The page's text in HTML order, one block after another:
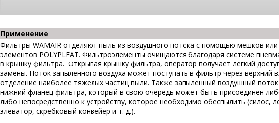
Применение
Фильтры WAMAIR отделяют пыль из воздушного потока с помощью мешков
элементов POLYPLEAT. Фильтроэлементы очищаются благодаря системе
в крышку фильтра. Открывая крышку фильтра, оператор получает легкий
замены. Поток запыленного воздуха может поступать в фильтр через верхний
отделение наиболее тяжелых частиц пыли. Также запыленный воздушный
нижний фланец фильтра, который в свою очередь может быть присоединен
либо непосредственно к устройству, которое необходимо обеспылить (силос,
элеватор, скребковый конвейер и т. д.).